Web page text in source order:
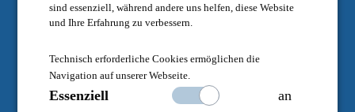
sind essenziell, während andere uns helfen, diese Website
und Ihre Erfahrung zu verbessern.
Technisch erforderliche Cookies ermöglichen die
Navigation auf unserer Webseite.
Essenziell an